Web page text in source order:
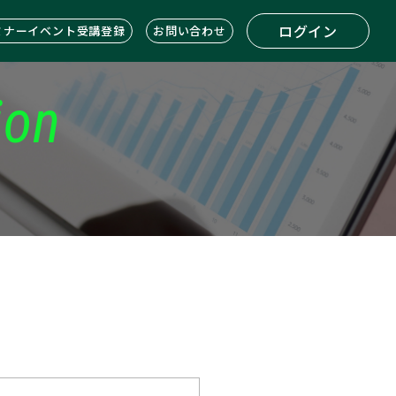
ナーイベント受講登録 お問い合わせ ログイン